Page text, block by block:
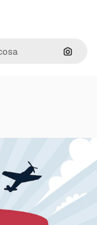
Cerca